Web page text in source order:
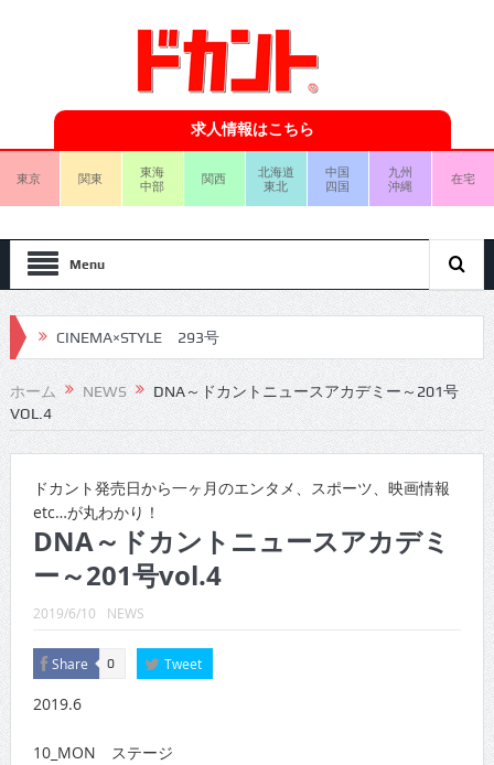
求人情報はこちら
東京 関東
東海
中部
関西
北海道
東北
中国
四国
九州
沖縄
在宅
Menu
CINEMA×STYLE 293号
CINEMA×STYLE 292号
CINEMA×STYLE 291号
CINEMA×STYLE 289号
CINEMA×STYLE 288号
CINEMA×STYLE 287号
CINEMA×STYLE 285号
CINEMA×STYLE 294号
ホーム NEWS
DNA～ドカントニュースアカデミー～201号
VOL.4
ドカント発売日から一ヶ月のエンタメ、スポーツ、映画情報
etc…が丸わかり！
DNA～ドカントニュースアカデミ
ー～201号vol.4
2019/6/10 NEWS
Share 0 Tweet
2019.6
10_MON ステージ